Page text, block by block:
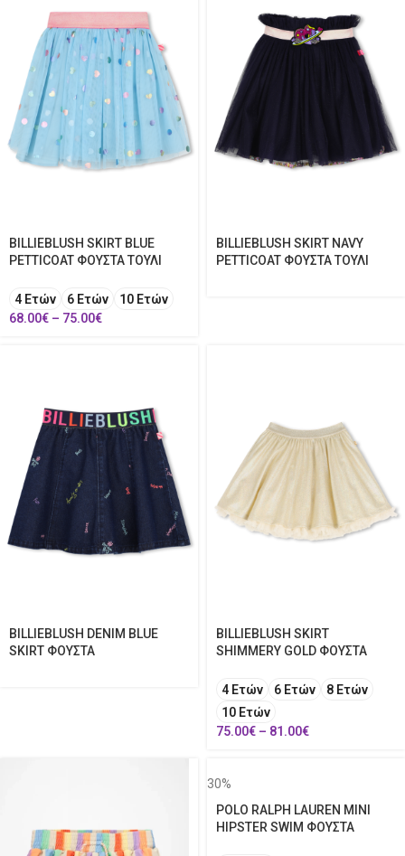
BILLIEBLUSH SKIRT BLUE
PETTICOAT ΦΟΥΣΤΑ ΤΟΥΛΙ
4 Ετών 6 Ετών
10 Ετών
68.00€ – 75.00€
BILLIEBLUSH SKIRT NAVY
PETTICOAT ΦΟΥΣΤΑ ΤΟΥΛΙ
BILLIEBLUSH DENIM BLUE
SKIRT ΦΟΥΣΤΑ
BILLIEBLUSH SKIRT
SHIMMERY GOLD ΦΟΥΣΤΑ
4 Ετών 6 Ετών
8 Ετών
10 Ετών
75.00€ – 81.00€
30%
POLO RALPH LAUREN MINI
HIPSTER SWIM ΦΟΥΣΤΑ